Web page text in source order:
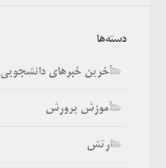
دسته‌ها
آخرین خبرهای دانشجویی
آموزش پرورش
ارتش